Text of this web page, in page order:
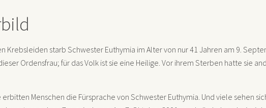
Krebsleiden starb Schwester Euthymia im Alter von nur 41 Jahren am 9.
Ordensfrau; für das Volk ist sie eine Heilige. Vor ihrem Sterben hatte sie
Menschen die Fürsprache von Schwester Euthymia. Und viele sehen